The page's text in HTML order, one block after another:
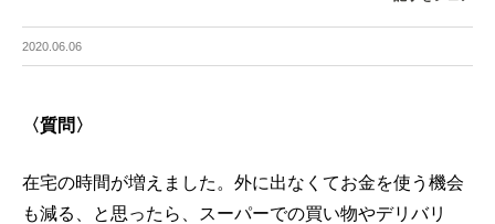
2020.06.06
〈質問〉
在宅の時間が増えました。外に出なくてお金を使う機会
も減る、と思ったら、スーパーでの買い物やデリバリ